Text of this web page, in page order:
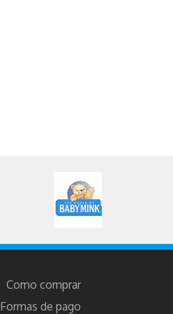
Como comprar
Formas de pago